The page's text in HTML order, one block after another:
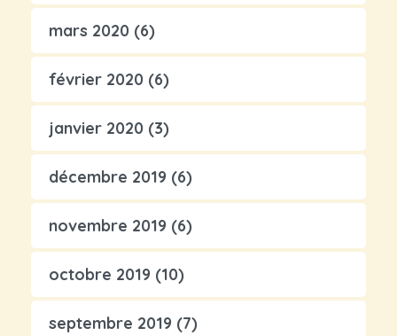
mars 2020 (6)
février 2020 (6)
janvier 2020 (3)
décembre 2019 (6)
novembre 2019 (6)
octobre 2019 (10)
septembre 2019 (7)